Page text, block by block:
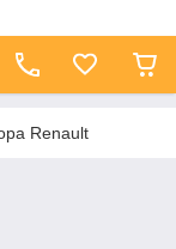
Renault